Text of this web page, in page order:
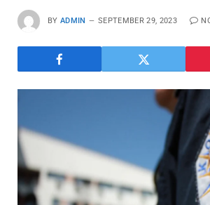
BY ADMIN SEPTEMBER 29, 2023